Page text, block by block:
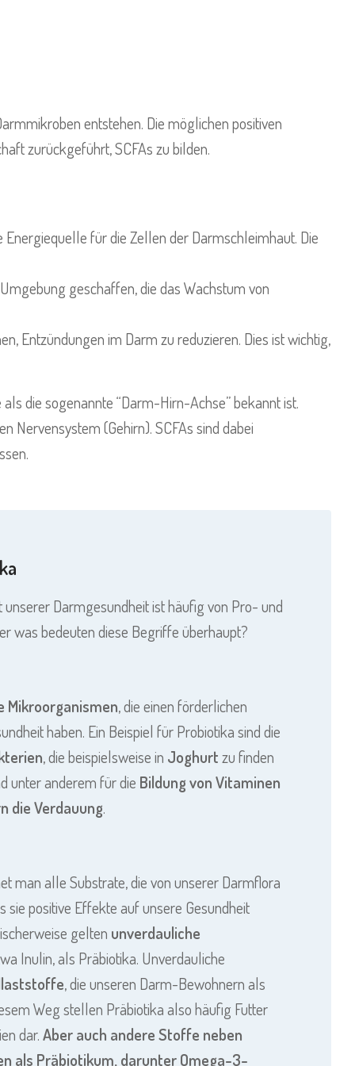
entstehen. Die möglichen positiven
zurückgeführt, SCFAs zu bilden.
Energiequelle für die Zellen der Darmschleimhaut. Die
geschaffen, die das Wachstum von
Entzündungen im Darm zu reduzieren. Dies ist wichtig,
die sogenannte “Darm-Hirn-Achse” bekannt ist.
Nervensystem (Gehirn). SCFAs sind dabei
Darmgesundheit ist häufig von Pro- und
was bedeuten diese Begriffe überhaupt?
Mikroorganismen, die einen förderlichen
haben. Ein Beispiel für Probiotika sind die
, die beispielsweise in Joghurtzu finden
unter anderem für die Bildung von Vitaminen
die Verdauung.
man alle Substrate, die von unserer Darmflora
sie positive Effekte auf unsere Gesundheit
gelten unverdauliche
Inulin, als Präbiotika. Unverdauliche
, die unseren Darm-Bewohnern als
Weg stellen Präbiotika also häufig Futter
dar.Aber auch andere Stoffe neben
als Präbiotikum, darunter Omega-3-